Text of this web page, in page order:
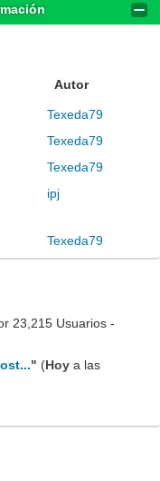
Autor
Texeda79
Texeda79
Texeda79
ipj
Texeda79
23,215 Usuarios -
" (Hoy a las